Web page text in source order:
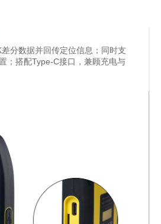
分数据并回传定位信息；同时支
；搭配Type-C接口，兼顾充电与